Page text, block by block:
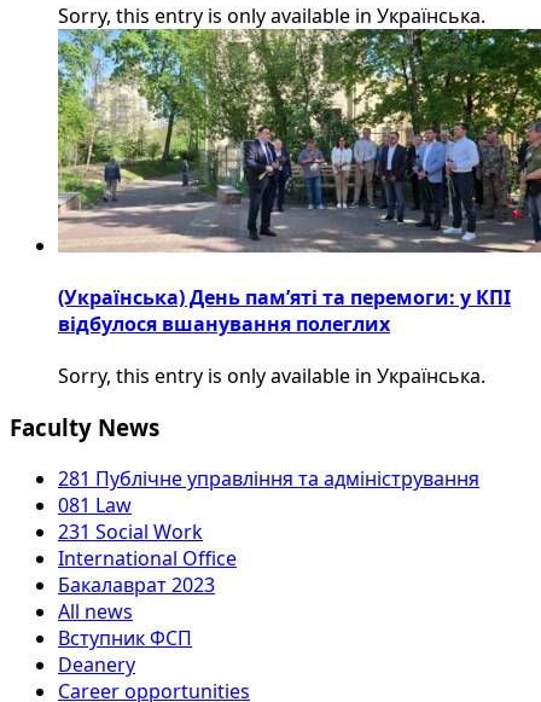
Sorry, this entry is only available in Українська.
(Українська) День пам’яті та перемоги: у КПІ
відбулося вшанування полеглих
Sorry, this entry is only available in Українська.
Faculty News
281 Публічне управління та адміністрування
081 Law
231 Social Work
International Office
Бакалаврат 2023
All news
Вступник ФСП
Deanery
Career opportunities